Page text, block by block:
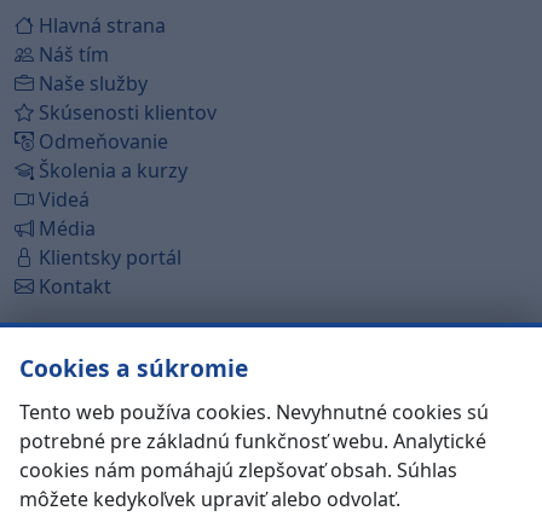
Hlavná strana
Náš tím
Naše služby
Skúsenosti klientov
Odmeňovanie
Školenia a kurzy
Videá
Média
Klientsky portál
Kontakt
Položiť právnu otázku
Google hodnotenie
4.9
zobraziť 8.053 recenzií
Cookies a súkromie
Tento web používa cookies. Nevyhnutné cookies sú
potrebné pre základnú funkčnosť webu. Analytické
cookies nám pomáhajú zlepšovať obsah. Súhlas
môžete kedykoľvek upraviť alebo odvolať.